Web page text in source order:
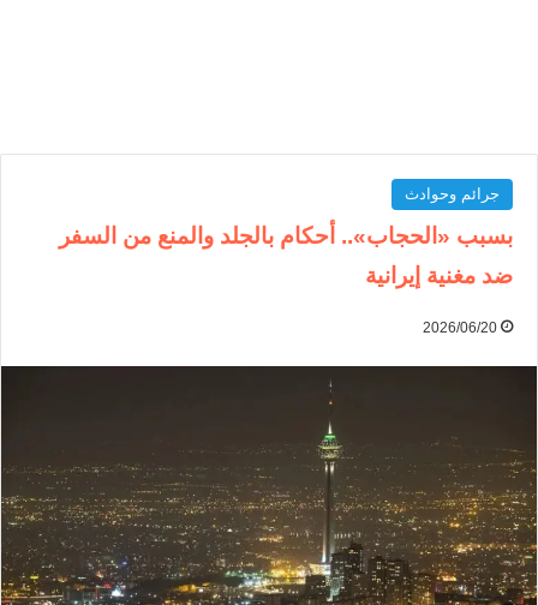
جرائم وحوادث
بسبب «الحجاب».. أحكام بالجلد والمنع من السفر
ضد مغنية إيرانية
2026/06/20